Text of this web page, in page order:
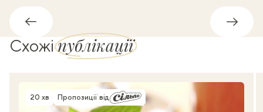
Назад
Схожіпублікації
Час приготування
20 хв Пропозиції від